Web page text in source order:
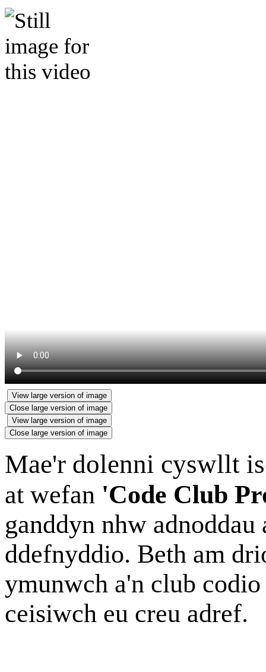
View large version of image
Close large version of image
View large version of image
Close large version of image
Mae'r dolenni cyswllt
at wefan 'Code Club
ganddyn nhw
ddefnyddio. Beth am
ymunwch a'n club
ceisiwch eu creu adref.